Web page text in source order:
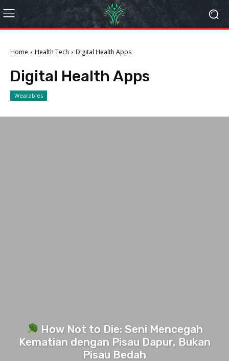
Home Health Tech Digital Health Apps
Digital Health Apps
Wearables
How Not to Die: Seni Mencegah
Kematian dengan Pisau Dapur, Bukan
Pisau Bedah